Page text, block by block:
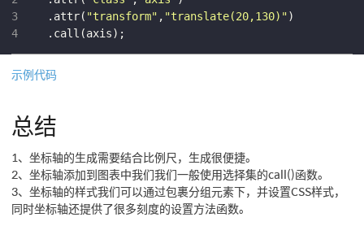
3
4
  .attr(
"transform" , "translate(20,130)")
  .call(axis);
示例代码
总结
1、坐标轴的生成需要结合比例尺，生成很便捷。
2、坐标轴添加到图表中我们我们一般使用选择集的call()函数。
3、坐标轴的样式我们可以通过包裹分组元素下，并设置CSS样式，
同时坐标轴还提供了很多刻度的设置方法函数。